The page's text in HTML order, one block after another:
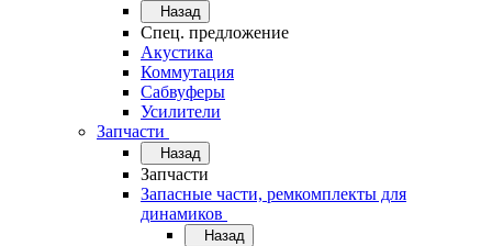
Назад
Спец. предложение
Акустика
Коммутация
Сабвуферы
Усилители
Запчасти
Назад
Запчасти
Запасные части, ремкомплекты для
динамиков
Назад